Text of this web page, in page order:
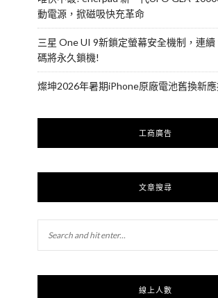
動電源，掀磁吸快充革命
三星 One UI 9新鎖定螢幕安全機制，連續
碼將永久鎖機!
燦坤2026年暑期iPhone原廠電池舊換新
工商廣告
文章搜尋
線上人數